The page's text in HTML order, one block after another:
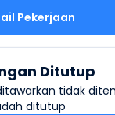
Pekerjaan
Ditutup
tidak
ditutup